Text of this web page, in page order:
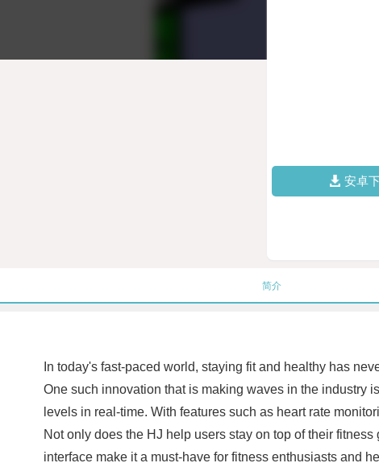
安卓
简介
In today's fast-paced world, staying fit and healthy has
One such innovation that is making waves in the industry
levels in real-time. With features such as heart rate
Not only does the HJ help users stay on top of their
interface make it a must-have for fitness enthusiasts and